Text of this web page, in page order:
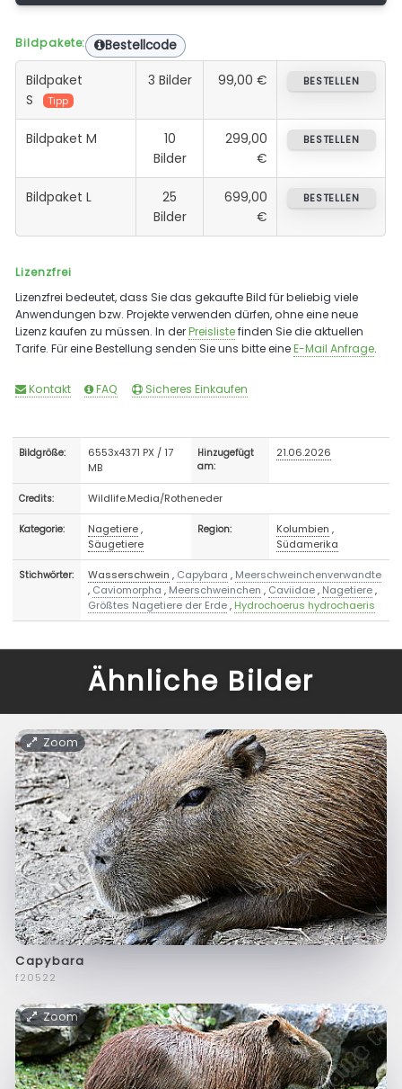
Bildpakete: Bestellcode
Bildpaket
S
Tipp
3 Bilder 99,00 € BESTELLEN
Bildpaket M
10
Bilder
299,00
€
BESTELLEN
Bildpaket L
25
Bilder
699,00
€
BESTELLEN
Lizenzfrei
Lizenzfrei bedeutet, dass Sie das gekaufte Bild für beliebig viele
Anwendungen bzw. Projekte verwenden dürfen, ohne eine neue
Lizenz kaufen zu müssen. In derPreislistefinden Sie die aktuellen
Tarife. Für eine Bestellung senden Sie uns bitte eineE-Mail Anfrage.
Kontakt FAQ Sicheres Einkaufen
Bildgröße:
6553x4371 PX / 17
MB
Hinzugefügt
am:
21.06.2026
Credits: Wildlife.Media/Rotheneder
Kategorie: Nagetiere,
Säugetiere
Region: Kolumbien ,
Südamerika
Stichwörter: Wasserschwein , Capybara , Meerschweinchenverwandte
, Caviomorpha , Meerschweinchen , Caviidae, Nagetiere,
Größtes Nagetiere der Erde, Hydrochoerus hydrochaeris
Ähnliche Bilder
Zoom
Capybara
f20522
Zoom